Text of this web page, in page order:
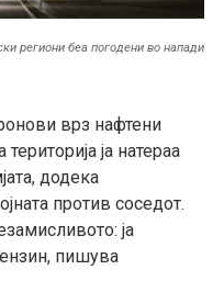
региони беа погодени во напади
врз нафтени
ја натераа
додека
против соседот.
ја
пишува